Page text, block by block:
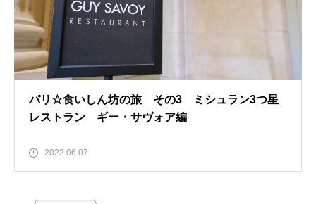
パリ☆食いしん坊の旅 その3 ミシュラン3つ星
レストラン ギー・サヴォア編
2022.06.07